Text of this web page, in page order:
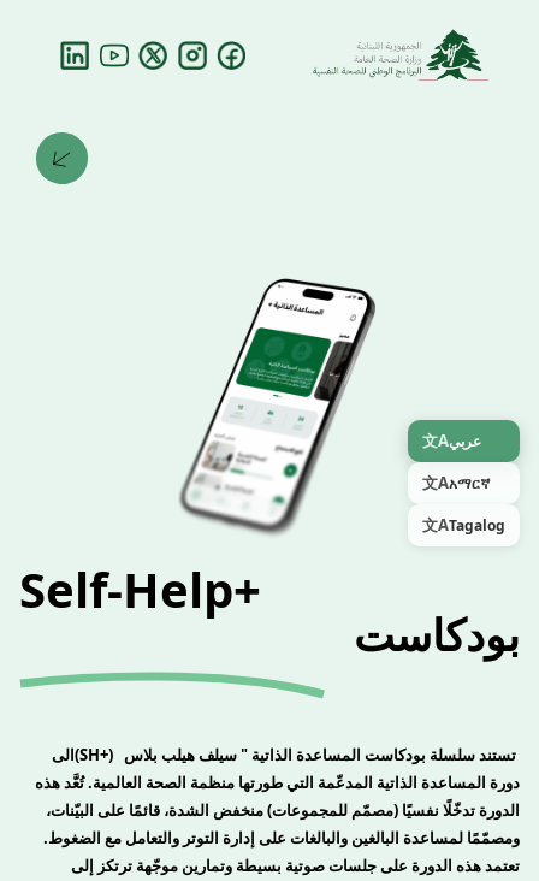
Self-Help+
بودكاست
تستند سلسلة بودكاست المساعدة الذاتية " سيلف هيلب بلاس (SH+)الى
دورة المساعدة الذاتية المدعّمة التي طورتها منظمة الصحة العالمية. تُعَّد هذه
الدورة تدخّلًا نفسيًا (مصمّم للمجموعات) منخفض الشدة، قائمًا على البيّنات،
ومصمّمًا لمساعدة البالغين والبالغات على إدارة التوتر والتعامل مع الضغوط.
تعتمد هذه الدورة على جلسات صوتية بسيطة وتمارين موجّهة ترتكز إلى
文Aعربي
文Aአማርኛ
文ATagalog